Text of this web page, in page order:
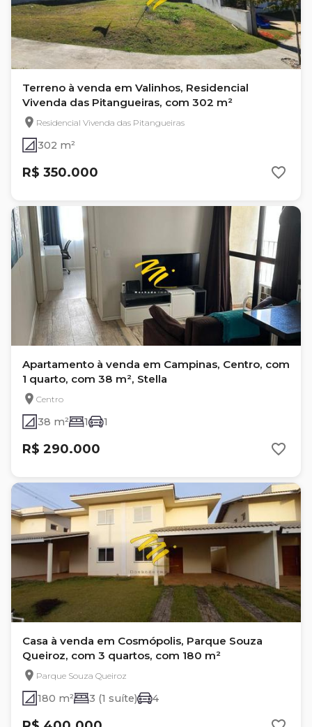
Terreno à venda em Valinhos, Residencial
Vivenda das Pitangueiras, com 302 m²
Residencial Vivenda das Pitangueiras
302 m²
R$ 350.000
Apartamento à venda em Campinas, Centro, com
1 quarto, com 38 m², Stella
Centro
38 m² 1 1
R$ 290.000
Casa à venda em Cosmópolis, Parque Souza
Queiroz, com 3 quartos, com 180 m²
Parque Souza Queiroz
180 m² 3 (1 suíte) 4